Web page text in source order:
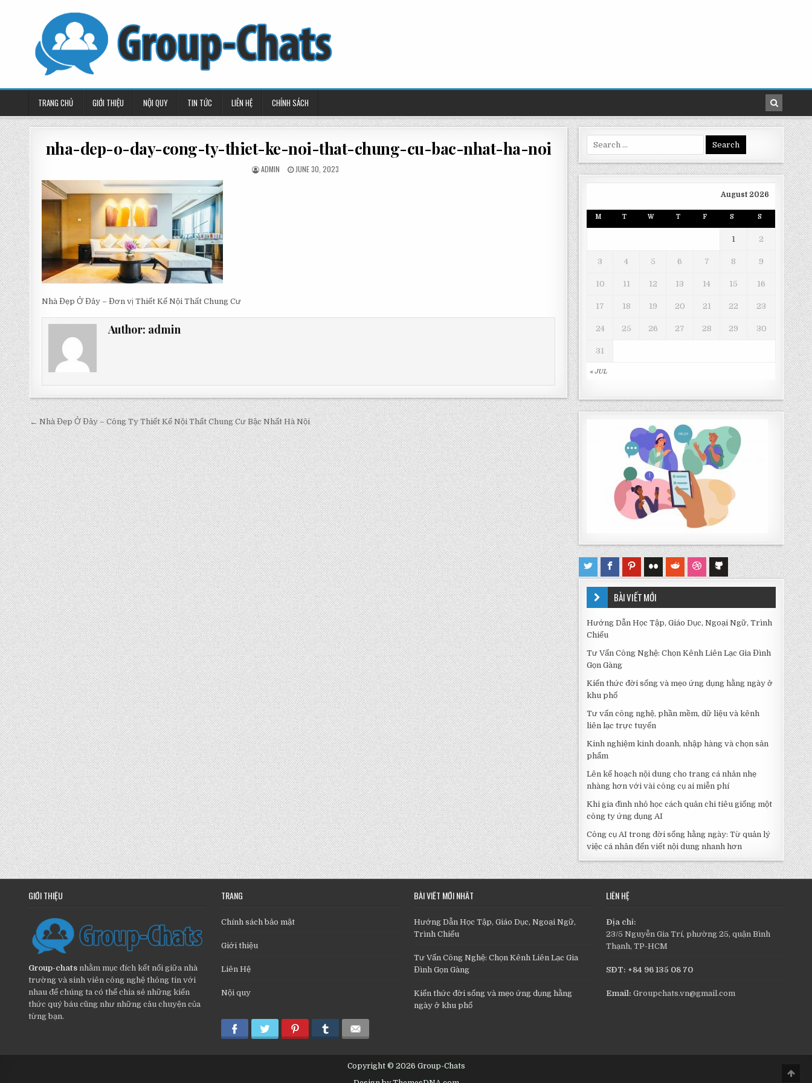
TRANG CHỦ GIỚI THIỆU NỘI QUY TIN TỨC LIÊN HỆ CHÍNH SÁCH
nha-dep-o-day-cong-ty-thiet-ke-noi-that-chung-cu-bac-nhat-ha-noi
POSTED
ADMIN
POSTED
JUNE 30, 2023
Nhà Đẹp Ở Đây – Đơn vị Thiết Kế Nội Thất Chung Cư
Author: admin
Post
navigation
← Nhà Đẹp Ở Đây – Công Ty Thiết Kế Nội Thất Chung Cư Bậc Nhất Hà Nội
Search
for:
August 2026
M T W T F S S
« JUL
1 2
3 4 5 6 7 8 9
10 11 12 13 14 15 16
17 18 19 20 21 22 23
24 25 26 27 28 29 30
31
BÀI VIẾT MỚI
Hướng Dẫn Học Tập, Giáo Dục, Ngoại Ngữ, Trình
Chiếu
Tư Vấn Công Nghệ: Chọn Kênh Liên Lạc Gia Đình
Gọn Gàng
Kiến thức đời sống và mẹo ứng dụng hằng ngày ở
khu phố
Tư vấn công nghệ, phần mềm, dữ liệu và kênh
liên lạc trực tuyến
Kinh nghiệm kinh doanh, nhập hàng và chọn sản
phẩm
Lên kế hoạch nội dung cho trang cá nhân nhẹ
nhàng hơn với vài công cụ ai miễn phí
Khi gia đình nhỏ học cách quản chi tiêu giống một
công ty ứng dụng AI
Công cụ AI trong đời sống hằng ngày: Từ quản lý
việc cá nhân đến viết nội dung nhanh hơn
GIỚI THIỆU
Group-chats nhằm mục đích kết nối giữa nhà
trường và sinh viên công nghệ thông tin với
nhau để chúng ta có thể chia sẻ những kiến
thức quý báu cũng như những câu chuyện của
từng bạn.
TRANG
Chính sách bảo mật
Giới thiệu
Liên Hệ
Nội quy
BÀI VIẾT MỚI NHẤT
Hướng Dẫn Học Tập, Giáo Dục, Ngoại Ngữ,
Trình Chiếu
Tư Vấn Công Nghệ: Chọn Kênh Liên Lạc Gia
Đình Gọn Gàng
Kiến thức đời sống và mẹo ứng dụng hằng
ngày ở khu phố
LIÊN HỆ
Địa chỉ:
23/5 Nguyễn Gia Trí, phường 25, quận Bình
Thạnh, TP-HCM
SĐT: +84 96 135 08 70
Email: Groupchats.vn@gmail.com
Copyright © 2026 Group-Chats